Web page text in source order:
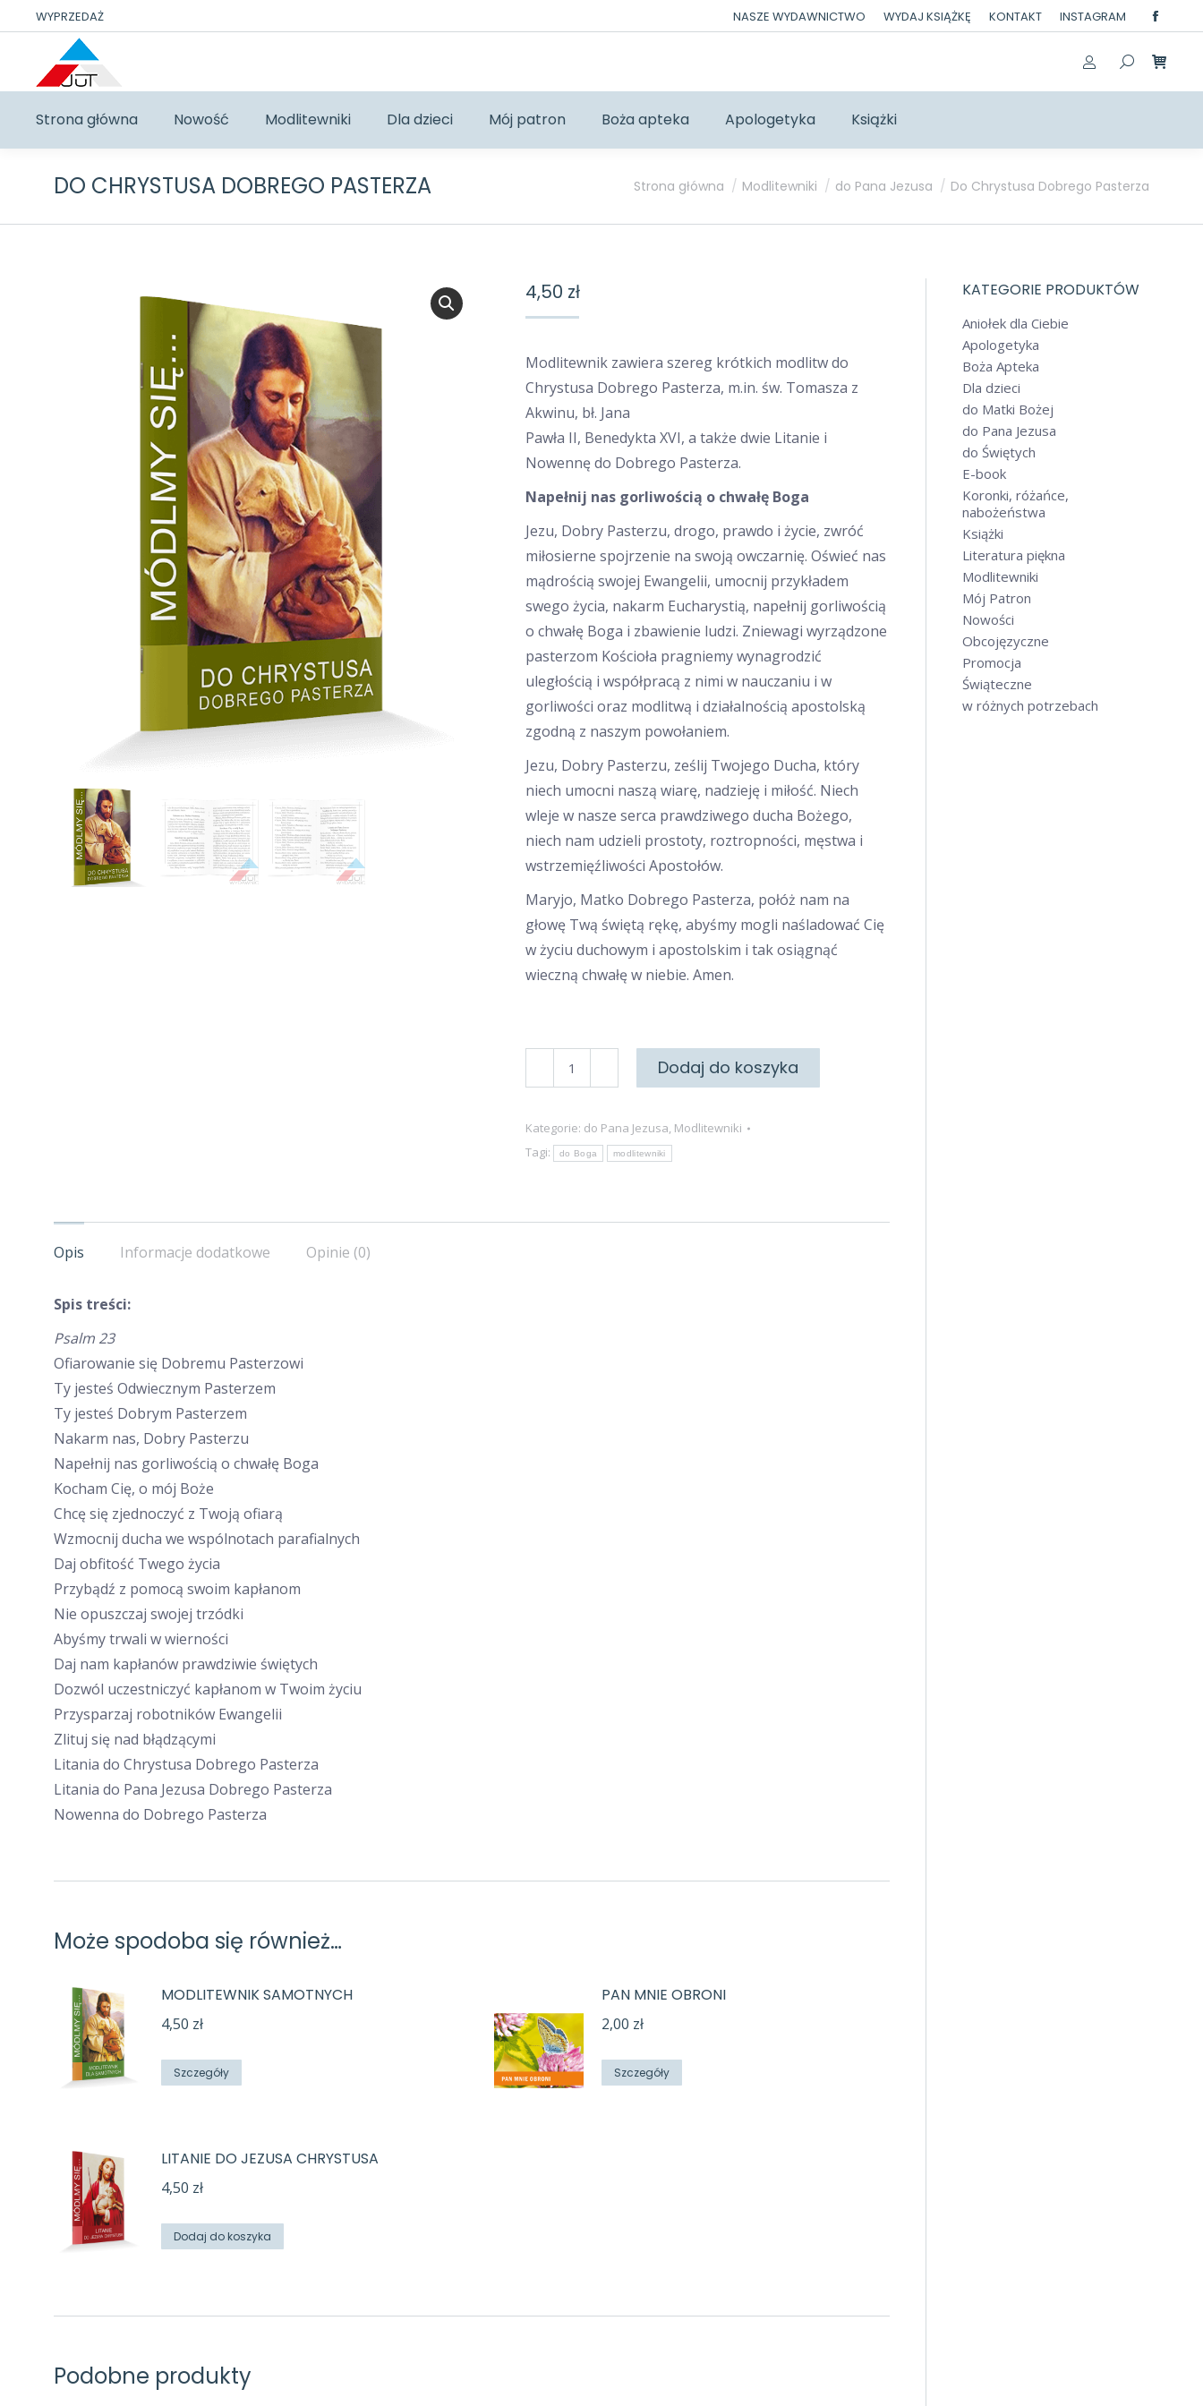
WYPRZEDAŻ NASZE WYDAWNICTWO WYDAJ KSIĄŻKĘ KONTAKT INSTAGRAM
page
opens
in
Strona główna Nowość Modlitewniki Dla dzieci Mój patron Boża apteka Apologetyka Książki
DO CHRYSTUSA DOBREGO PASTERZA Jesteś tutaj:
Strona główna Modlitewniki do Pana Jezusa Do Chrystusa Dobrego Pasterza
4,50 zł
Modlitewnik zawiera szereg krótkich modlitw do
Chrystusa Dobrego Pasterza, m.in. św. Tomasza z
Akwinu, bł. Jana
Pawła II, Benedykta XVI, a także dwie Litanie i
Nowennę do Dobrego Pasterza.
Napełnij nas gorliwością o chwałę Boga
Jezu, Dobry Pasterzu, drogo, prawdo i życie, zwróć
miłosierne spojrzenie na swoją owczarnię. Oświeć nas
mądrością swojej Ewangelii, umocnij przykładem
swego życia, nakarm Eucharystią, napełnij gorliwością
o chwałę Boga i zbawienie ludzi. Zniewagi wyrządzone
pasterzom Kościoła pragniemy wynagrodzić
uległością i współpracą z nimi w nauczaniu i w
gorliwości oraz modlitwą i działalnością apostolską
zgodną z naszym powołaniem.
Jezu, Dobry Pasterzu, ześlij Twojego Ducha, który
niech umocni naszą wiarę, nadzieję i miłość. Niech
wleje w nasze serca prawdziwego ducha Bożego,
niech nam udzieli prostoty, roztropności, męstwa i
wstrzemięźliwości Apostołów.
Maryjo, Matko Dobrego Pasterza, połóż nam na
głowę Twą świętą rękę, abyśmy mogli naśladować Cię
w życiu duchowym i apostolskim i tak osiągnąć
wieczną chwałę w niebie. Amen.
Do
Dobrego
Pasterza
Dodaj do koszyka
Kategorie: do Pana Jezusa, Modlitewniki
Tagi:
do Boga modlitewniki
Opis Informacje dodatkowe Opinie (0)
Spis treści:
Psalm 23
Ofiarowanie się Dobremu Pasterzowi
Ty jesteś Odwiecznym Pasterzem
Ty jesteś Dobrym Pasterzem
Nakarm nas, Dobry Pasterzu
Napełnij nas gorliwością o chwałę Boga
Kocham Cię, o mój Boże
Chcę się zjednoczyć z Twoją ofiarą
Wzmocnij ducha we wspólnotach parafialnych
Daj obfitość Twego życia
Przybądź z pomocą swoim kapłanom
Nie opuszczaj swojej trzódki
Abyśmy trwali w wierności
Daj nam kapłanów prawdziwie świętych
Dozwól uczestniczyć kapłanom w Twoim życiu
Przysparzaj robotników Ewangelii
Zlituj się nad błądzącymi
Litania do Chrystusa Dobrego Pasterza
Litania do Pana Jezusa Dobrego Pasterza
Nowenna do Dobrego Pasterza
Może spodoba się również…
MODLITEWNIK SAMOTNYCH
4,50 zł
Szczegóły
PAN MNIE OBRONI
2,00 zł
Szczegóły
LITANIE DO JEZUSA CHRYSTUSA
4,50 zł
Dodaj do koszyka
Podobne produkty
KATEGORIE PRODUKTÓW
Aniołek dla Ciebie
Apologetyka
Boża Apteka
Dla dzieci
do Matki Bożej
do Pana Jezusa
do Świętych
E-book
Koronki, różańce,
nabożeństwa
Książki
Literatura piękna
Modlitewniki
Mój Patron
Nowości
Obcojęzyczne
Promocja
Świąteczne
w różnych potrzebach